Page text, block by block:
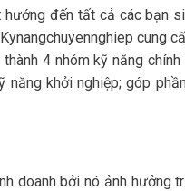
đến tất cả các bạn
cung
4 nhóm kỹ năng
khởi nghiệp; góp
doanh bởi nó ảnh hưởng